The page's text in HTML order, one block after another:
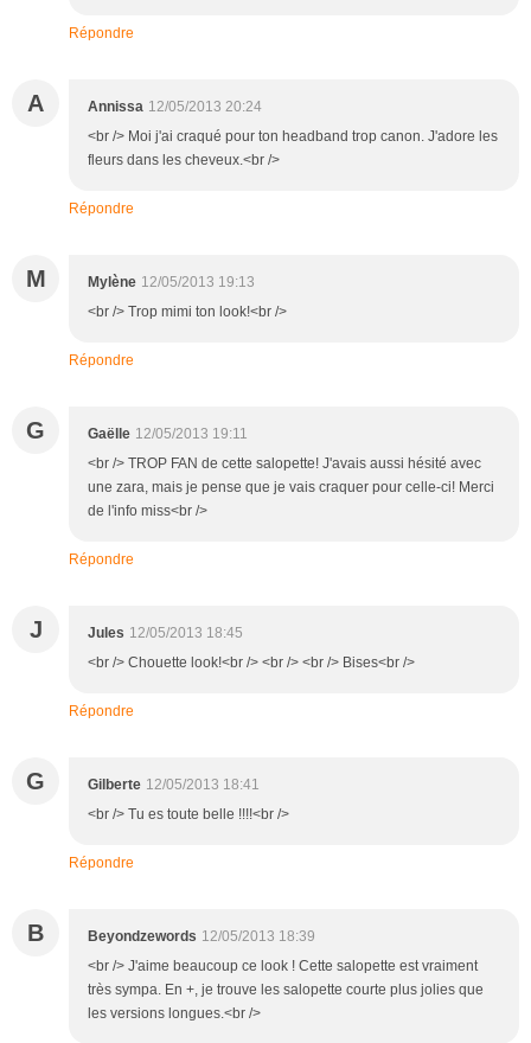
Répondre
A Annissa 12/05/2013 20:24
<br /> Moi j'ai craqué pour ton headband trop canon. J'adore les
fleurs dans les cheveux.<br />
Répondre
M Mylène 12/05/2013 19:13
<br /> Trop mimi ton look!<br />
Répondre
G Gaëlle 12/05/2013 19:11
<br /> TROP FAN de cette salopette! J'avais aussi hésité avec
une zara, mais je pense que je vais craquer pour celle-ci! Merci
de l'info miss<br />
Répondre
J Jules 12/05/2013 18:45
<br /> Chouette look!<br /> <br /> <br /> Bises<br />
Répondre
G Gilberte 12/05/2013 18:41
<br /> Tu es toute belle !!!!<br />
Répondre
B Beyondzewords 12/05/2013 18:39
<br /> J'aime beaucoup ce look ! Cette salopette est vraiment
très sympa. En +, je trouve les salopette courte plus jolies que
les versions longues.<br />